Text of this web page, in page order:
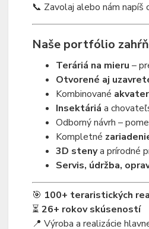
📞 Zavolaj alebo nám napíš
Naše portfólio
Teráriá na mieru –
Otvorené aj
Kombinované
Insektáriá a
Odborný návrh –
Kompletné
3D stenya prírodné
Servis, údržba,
🎯 100+ teraristických
⏳ 26+ rokov skúseností
📍 Výroba a realizácie